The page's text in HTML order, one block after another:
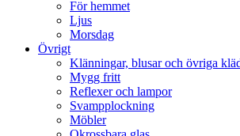
För hemmet
Ljus
Morsdag
Övrigt
Klänningar, blusar och övriga
Mygg fritt
Reflexer och lampor
Svampplockning
Möbler